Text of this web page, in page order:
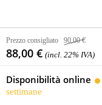
Prezzo consigliato 90,00 €
88,00 € (incl. 22% IVA)
Disponibilità online
settimane